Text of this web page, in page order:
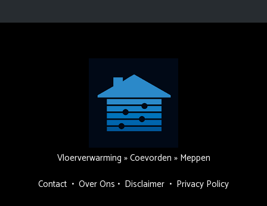
Vloerverwarming »Coevorden » Meppen
Contact • Over Ons • Disclaimer • Privacy Policy